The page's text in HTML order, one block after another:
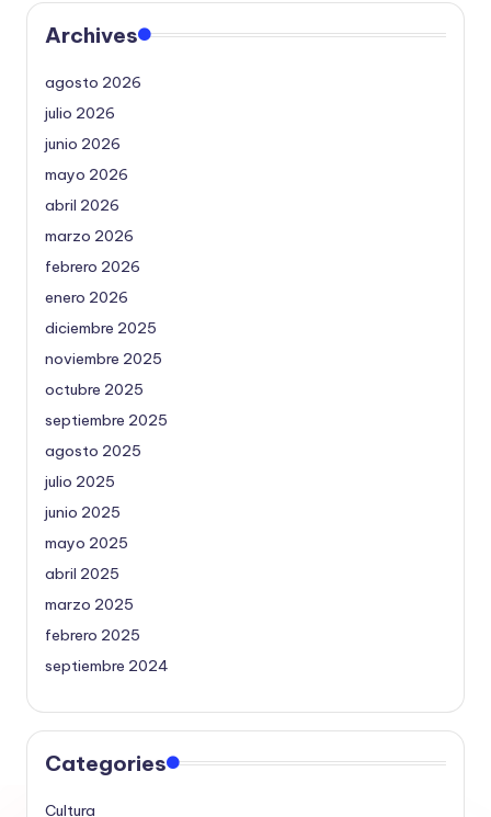
Archives
agosto 2026
julio 2026
junio 2026
mayo 2026
abril 2026
marzo 2026
febrero 2026
enero 2026
diciembre 2025
noviembre 2025
octubre 2025
septiembre 2025
agosto 2025
julio 2025
junio 2025
mayo 2025
abril 2025
marzo 2025
febrero 2025
septiembre 2024
Categories
Cultura